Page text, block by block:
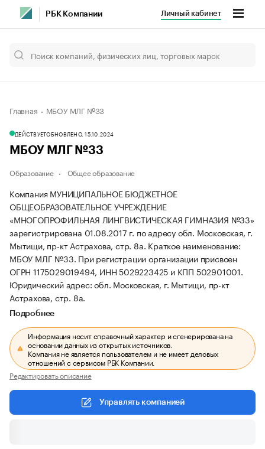
РБК Компании Личный кабинет
Главная МБОУ МЛГ №33
ДЕЙСТВУЕТОБНОВЛЕНО, 15.10.2024
МБОУ МЛГ №33
Образование Общее образование
Компания МУНИЦИПАЛЬНОЕ БЮДЖЕТНОЕ
ОБЩЕОБРАЗОВАТЕЛЬНОЕ УЧРЕЖДЕНИЕ
«МНОГОПРОФИЛЬНАЯ ЛИНГВИСТИЧЕСКАЯ ГИМНАЗИЯ №33»
зарегистрирована 01.08.2017 г. по адресу обл. Московская, г.
Мытищи, пр-кт Астрахова, стр. 8а. Краткое наименование:
МБОУ МЛГ №33. При регистрации организации присвоен
ОГРН 1175029019494, ИНН 5029223425 и КПП 502901001.
Юридический адрес: обл. Московская, г. Мытищи, пр-кт
Астрахова, стр. 8а.
Подробнее
Информация носит справочный характер и сгенерирована на
основании данных из открытых источников.
Компания не является пользователем и не имеет деловых
отношений с сервисом РБК Компании.
Редактировать описание
Управлять компанией